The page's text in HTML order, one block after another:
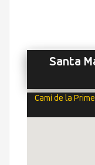
Santa
Camí de la